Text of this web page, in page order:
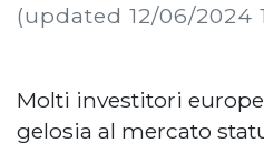
(updated 12/06/2024
Molti investitori
gelosia al mercato